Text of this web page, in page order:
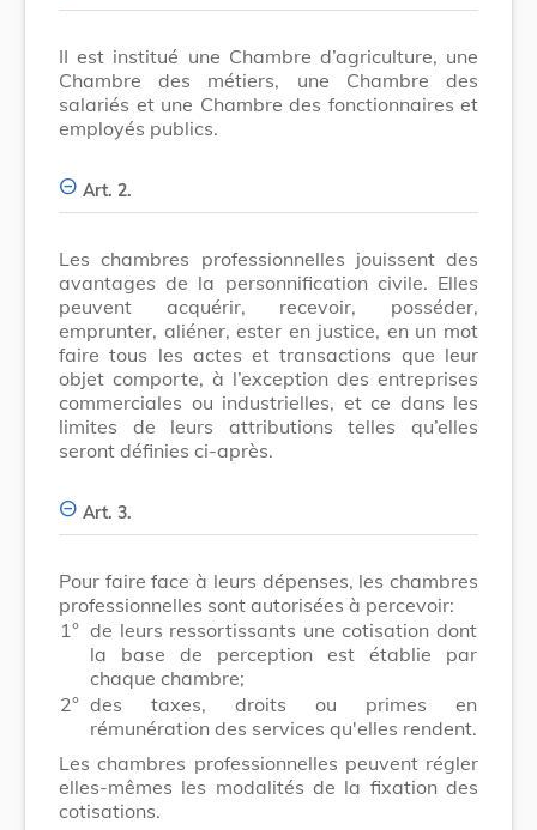
II est institué une Chambre d’agriculture, une
Chambre des métiers, une Chambre des
salariés et une Chambre des fonctionnaires et
employés publics.
Art. 2.
Les chambres professionnelles jouissent des
avantages de la personnification civile. Elles
peuvent acquérir, recevoir, posséder,
emprunter, aliéner, ester en justice, en un mot
faire tous les actes et transactions que leur
objet comporte, à l’exception des entreprises
commerciales ou industrielles, et ce dans les
limites de leurs attributions telles qu’elles
seront définies ci-après.
Art. 3.
Pour faire face à leurs dépenses, les chambres
professionnelles sont autorisées à percevoir:
1° de leurs ressortissants une cotisation dont
la base de perception est établie par
chaque chambre;
2° des taxes, droits ou primes en
rémunération des services qu'elles rendent.
Les chambres professionnelles peuvent régler
elles-mêmes les modalités de la fixation des
cotisations.